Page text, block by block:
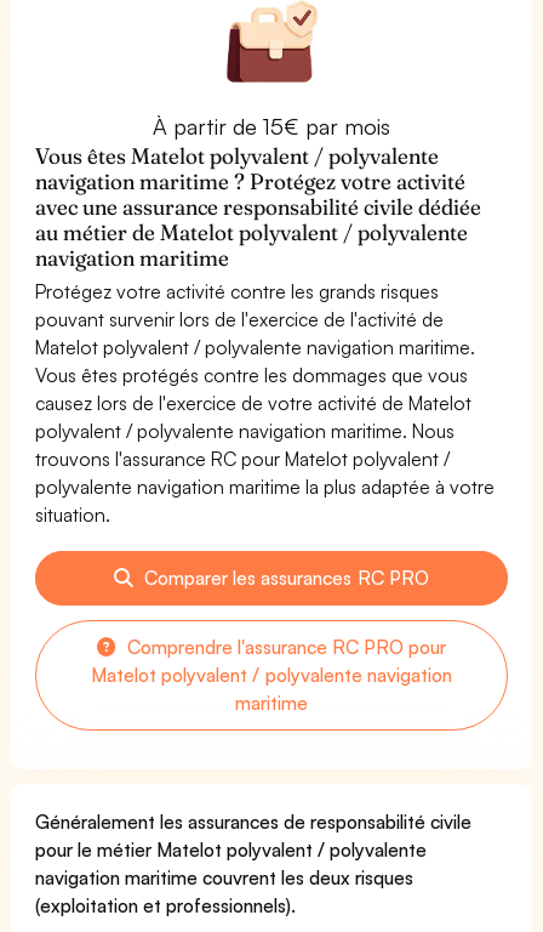
À partir de 15€ par mois
Vous êtes Matelot polyvalent / polyvalente
navigation maritime ? Protégez votre activité
avec une assurance responsabilité civile dédiée
au métier de Matelot polyvalent / polyvalente
navigation maritime
Protégez votre activité contre les grands risques
pouvant survenir lors de l'exercice de l'activité de
Matelot polyvalent / polyvalente navigation maritime.
Vous êtes protégés contre les dommages que vous
causez lors de l'exercice de votre activité de Matelot
polyvalent / polyvalente navigation maritime. Nous
trouvons l'assurance RC pour Matelot polyvalent /
polyvalente navigation maritime la plus adaptée à votre
situation.
Comparer les assurances RC PRO
Comprendre l'assurance RC PRO pour
Matelot polyvalent / polyvalente navigation
maritime
Généralement les assurances de responsabilité civile
pour le métier Matelot polyvalent / polyvalente
navigation maritime couvrent les deux risques
(exploitation et professionnels).